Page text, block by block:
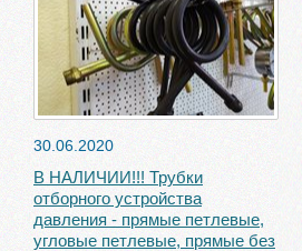
30.06.2020
В НАЛИЧИИ!!! Трубки
отборного устройства
давления - прямые петлевые,
угловые петлевые, прямые без